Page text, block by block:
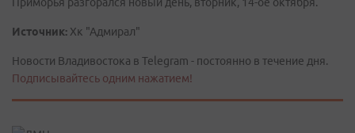
Источник: Хк "Адмирал"
Новости Владивостока в Telegram - постоянно в течение дня.
Подписывайтесь одним нажатием!